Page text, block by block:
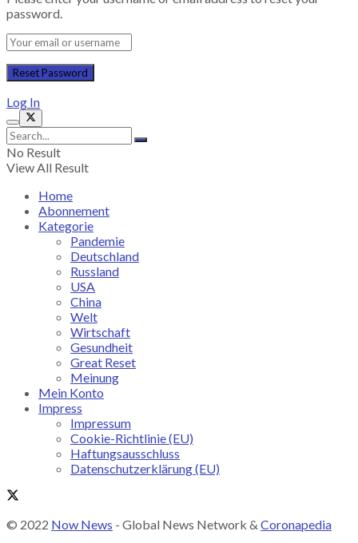
password.
Log In
No Result
View All Result
Home
Abonnement
Kategorie
Pandemie
Deutschland
Russland
USA
China
Welt
Wirtschaft
Gesundheit
Great Reset
Meinung
Mein Konto
Impress
Impressum
Cookie-Richtlinie (EU)
Haftungsausschluss
Datenschutzerklärung (EU)
© 2022 Now News - Global News Network & Coronapedia